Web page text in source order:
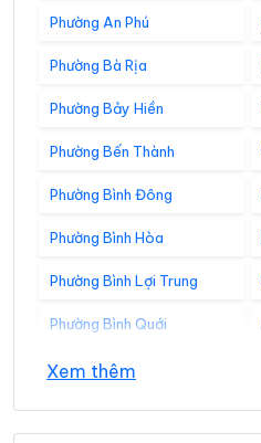
Phường An Phú
Phường Bà Rịa
Phường Bảy Hiền
Phường Bến Thành
Phường Bình Đông
Phường Bình Hòa
Phường Bình Lợi Trung
Phường Bình Quới
Phường Bình Tây
Phường Bình Thới
Xem thêm